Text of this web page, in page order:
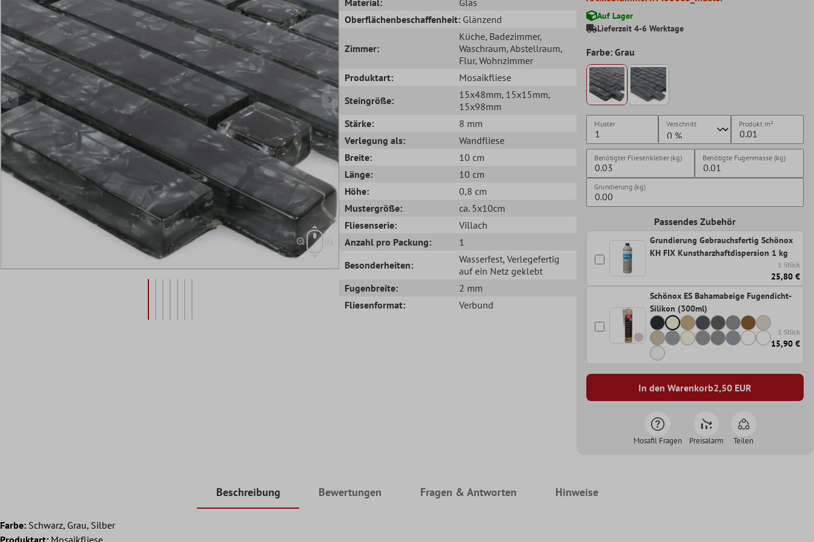
Oberflächenbeschaffenheit: Glänzend
Zimmer:
Küche, Badezimmer,
Waschraum, Abstellraum,
Flur, Wohnzimmer
Produktart:
Mosaikfliese
Steingröße:
15x48mm, 15x15mm,
15x98mm
Stärke:
8 mm
Verlegung als:
Wandfliese
Breite:
10 cm
Länge:
10 cm
Höhe:
0,8 cm
Mustergröße:
ca. 5x10cm
Fliesenserie:
Villach
Anzahl pro Packung:
1
Besonderheiten:
Wasserfest, Verlegefertig
auf ein Netz geklebt
Fugenbreite:
2 mm
Fliesenformat:
Verbund
Auf Lager
Lieferzeit 4-6 Werktage
Farbe: Grau
Muster Verschnitt Produkt m²
Benötigter Fliesenkleber (kg) Benötigte Fugenmasse (kg)
Grundierung (kg)
Passendes Zubehör
Grundierung Gebrauchsfertig Schönox
KH FIX Kunstharzhaftdispersion 1 kg
1 Stück
25,80 €
Schönox ES Bahamabeige Fugendicht-
Silikon (300ml)
1 Stück
15,90 €
In den Warenkorb2,50EUR
Mosafil Fragen Preisalarm Teilen
Beschreibung Bewertungen Fragen & Antworten Hinweise
Farbe: Schwarz, Grau, Silber